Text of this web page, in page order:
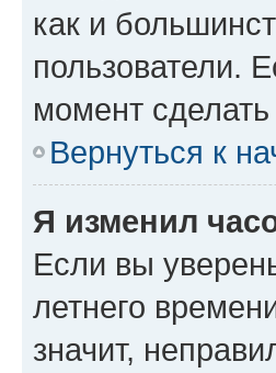
как и
пользователи.
момент сделать
Вернуться к
Я изменил
Если вы
летнего
значит,